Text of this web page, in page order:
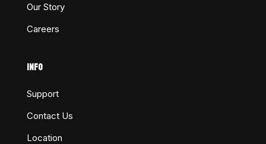
Our Story
Careers
INFO
Support
Contact Us
Location